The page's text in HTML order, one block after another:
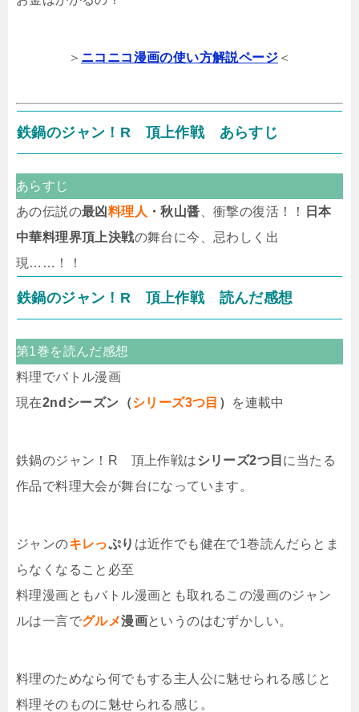
＞ ニコニコ漫画の使い方解説ページ ＜
鉄鍋のジャン！R 頂上作戦 あらすじ
あらすじ
あの伝説の最凶料理人 ・秋山醤 、衝撃の復活！！
日本
中華料理界頂上決戦の舞台に今、忌わしく出
現……！！
鉄鍋のジャン！R 頂上作戦 読んだ感想
第1巻を読んだ感想
料理でバトル漫画
現在2ndシーズン（シリーズ3つ目 ） を連載中
鉄鍋のジャン！R 頂上作戦はシリーズ2つ目 に当たる
作品で料理大会が舞台になっています。
ジャンのキレっぷり は近作でも健在で1巻読んだらとま
らなくなること必至
料理漫画ともバトル漫画とも取れるこの漫画のジャン
ルは一言でグルメ漫画というのはむずかしい。
料理のためなら何でもする主人公に魅せられる感じと
料理そのものに魅せられる感じ。